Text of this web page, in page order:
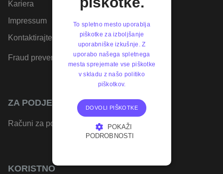
Kariera
Impressum
Kontaktirajte nas
Fraud prevention
ZA PODJETJA
Računi za podjetja
KORISTNO
To spletno mesto uporablja
piškotke za izboljšanje
uporabniške izkušnje. Z
uporabo našega spletnega
mesta sprejemate vse piškotke
v skladu z našo politiko
piškotkov.
DOVOLI PIŠKOTKE
POKAŽI
PODROBNOSTI